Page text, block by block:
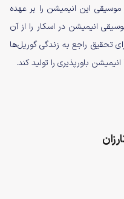
موسیقی این انیمیشن را بر عهده
انیمیشن در اسکار را از آن
تحقیق راجع به زندگی گوریل‌ها
باور‌پذیری را تولید کند.